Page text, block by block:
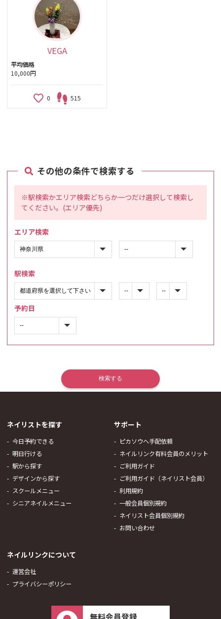
VEGA
平均価格
10,000円
0 515
その他の条件で検索する
※駅検索かエリア検索どちらか一つだけ選択して検索し
てください。(エリア優先)
エリア検索
駅検索
予約日
ネイリストを探す
今日予約できる
明日行ける
駅から探す
デザインから探す
スクールメニュー
シニアネイルメニュー
サポート
ピカソウへ手配依頼
ネイルリンク有料会員のメリット
ご利用ガイド
ご利用ガイド（ネイリスト会員）
利用規約
一般会員個別規約
ネイリスト会員個別規約
お問い合わせ
ネイルリンクについて
運営会社
プライバシーポリシー
無料会員登録